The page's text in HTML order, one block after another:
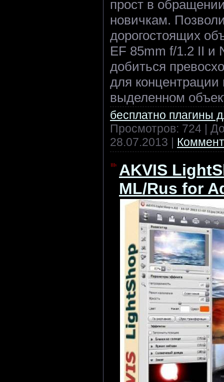
прост в
новичкам.
дорогостоящих
EF 85mm f/1.2 II и
добиться
для
выделенном
бесплатно плагины
Просмотров: 724 |
28.07.2013 |
AKVIS
ML/Rus for